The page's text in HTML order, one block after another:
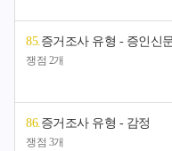
85.증거조사 유형 - 증인신
쟁점 2개
86.증거조사 유형 - 감정
쟁점 3개